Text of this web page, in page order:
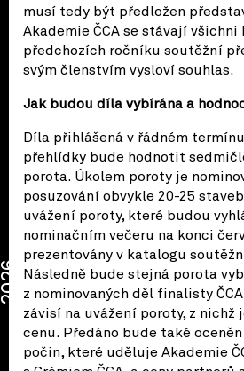
musí tedy být předložen
Akademie ČCA se stávají všichni
předchozích ročníku soutěžní
svým členstvím vysloví souhlas.
Jak budou díla vybírána a
Díla přihlášená v řádném
přehlídky bude hodnotit
porota. Úkolem poroty je
posuzování obvykle 20-25
uvážení poroty, které budou
nominačním večeru na konci
prezentovány v katalogu
Následně bude stejná porota
z nominovaných děl finalisty
závisí na uvážení poroty, z nichž
cenu. Předáno bude také
počin, které uděluje Akademie
2026